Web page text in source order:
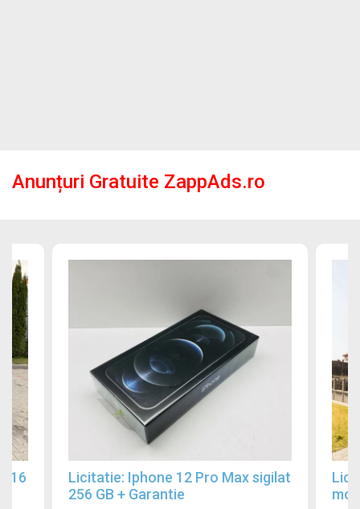
Anunțuri Gratuite ZappAds.ro
Licitatie: Iphone 12 Pro Max sigilat
256 GB + Garantie